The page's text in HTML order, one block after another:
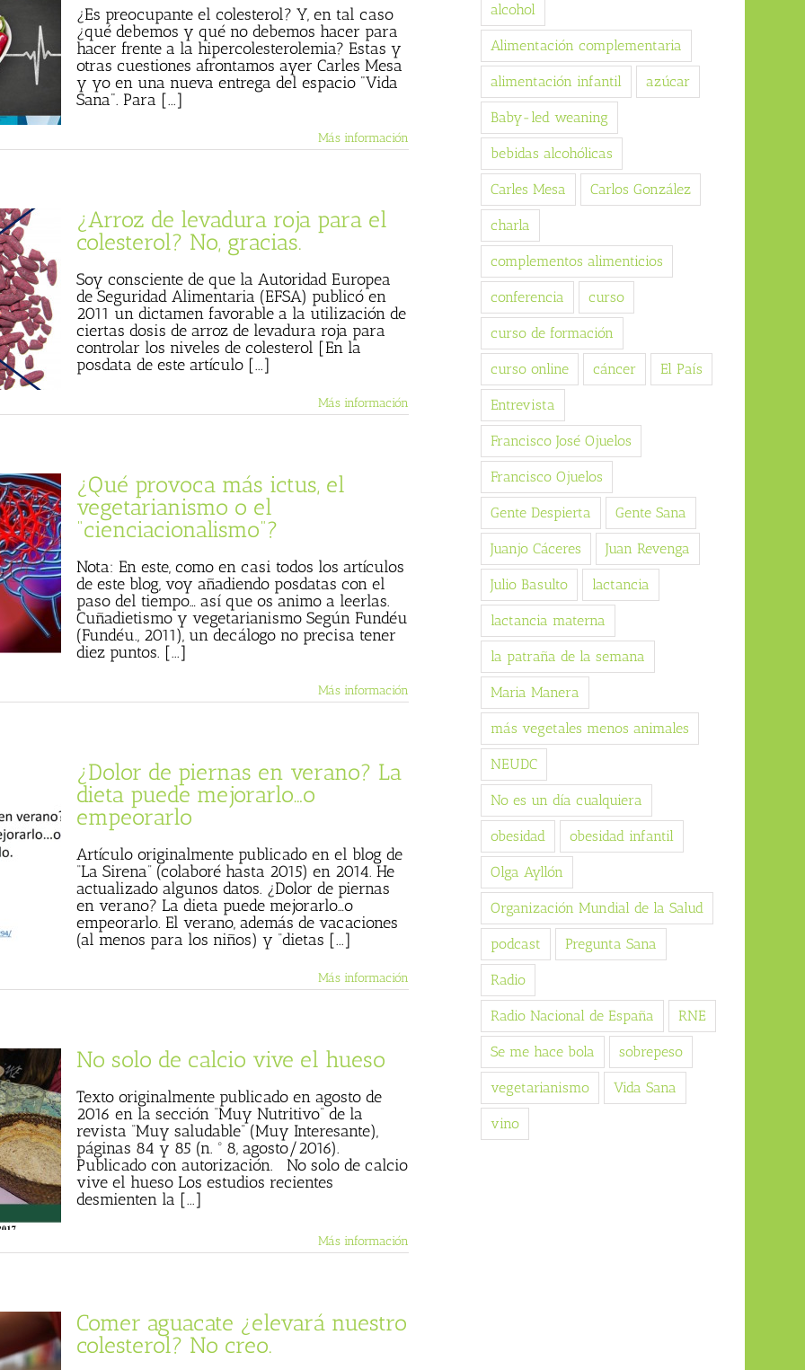
¿Es preocupante el colesterol? Y, en tal caso
¿qué debemos y qué no debemos hacer para
hacer frente a la hipercolesterolemia? Estas y
otras cuestiones afrontamos ayer Carles Mesa
y yo en una nueva entrega del espacio "Vida
Sana". Para [...]
Más información
¿Arroz de levadura roja para el
colesterol? No, gracias.
Soy consciente de que la Autoridad Europea
de Seguridad Alimentaria (EFSA) publicó en
2011 un dictamen favorable a la utilización de
ciertas dosis de arroz de levadura roja para
controlar los niveles de colesterol [En la
posdata de este artículo [...]
Más información
¿Qué provoca más ictus, el
vegetarianismo o el
“cienciacionalismo”?
Nota: En este, como en casi todos los artículos
de este blog, voy añadiendo posdatas con el
paso del tiempo… así que os animo a leerlas.
Cuñadietismo y vegetarianismo Según Fundéu
(Fundéu., 2011), un decálogo no precisa tener
diez puntos. [...]
Más información
¿Dolor de piernas en verano? La
dieta puede mejorarlo…o
empeorarlo
Artículo originalmente publicado en el blog de
“La Sirena” (colaboré hasta 2015) en 2014. He
actualizado algunos datos. ¿Dolor de piernas
en verano? La dieta puede mejorarlo…o
empeorarlo. El verano, además de vacaciones
(al menos para los niños) y “dietas [...]
Más información
No solo de calcio vive el hueso
Texto originalmente publicado en agosto de
2016 en la sección “Muy Nutritivo” de la
revista “Muy saludable” (Muy Interesante),
páginas 84 y 85 (n. º 8, agosto/2016).
Publicado con autorización. No solo de calcio
vive el hueso Los estudios recientes
desmienten la [...]
Más información
Comer aguacate ¿elevará nuestro
colesterol? No creo.
alcohol
Alimentación complementaria
alimentación infantil azúcar
Baby-led weaning
bebidas alcohólicas
Carles Mesa Carlos González
charla
complementos alimenticios
conferencia curso
curso de formación
curso online cáncer El País
Entrevista
Francisco José Ojuelos
Francisco Ojuelos
Gente Despierta Gente Sana
Juanjo Cáceres Juan Revenga
Julio Basulto lactancia
lactancia materna
la patraña de la semana
Maria Manera
más vegetales menos animales
NEUDC
No es un día cualquiera
obesidad obesidad infantil
Olga Ayllón
Organización Mundial de la Salud
podcast Pregunta Sana
Radio
Radio Nacional de España RNE
Se me hace bola sobrepeso
vegetarianismo Vida Sana
vino